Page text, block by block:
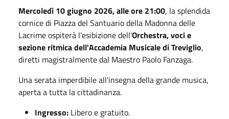
Mercoledì 10 giugno 2026, alle ore 21:00, la splendida
cornice di Piazza del Santuario della Madonna delle
Lacrime ospiterà l'esibizione dell'Orchestra, voci e
sezione ritmica dell'Accademia Musicale di Treviglio,
diretti magistralmente dal Maestro Paolo Fanzaga.
Una serata imperdibile all'insegna della grande musica,
aperta a tutta la cittadinanza.
Ingresso: Libero e gratuito.